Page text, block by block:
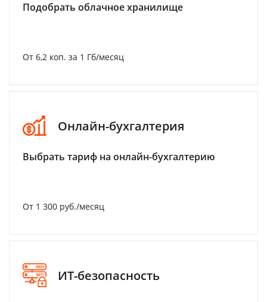
Подобрать облачное хранилище
От 6,2 коп. за 1 Гб/месяц
Онлайн-бухгалтерия
Выбрать тариф на онлайн-бухгалтерию
От 1 300 руб./месяц
ИТ-безопасность